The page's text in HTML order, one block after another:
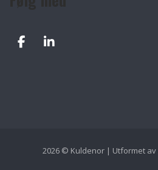
2026 © Kuldenor | Utformet av